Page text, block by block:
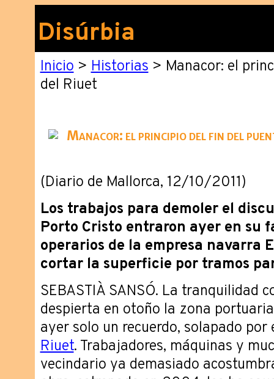
Disúrbia
Inicio>Historias> Manacor: el
del Riuet
Manacor: el principio del fin del
(Diario de Mallorca, 12/10/2011)
Los trabajos para demoler el
Porto Cristo entraron ayer en su
operarios de la empresa navarra
cortar la superficie por tramos
SEBASTIÀ SANSÓ. La tranquilidad
despierta en otoño la zona
ayer solo un recuerdo, solapado
Riuet. Trabajadores, máquinas y
vecindario ya demasiado